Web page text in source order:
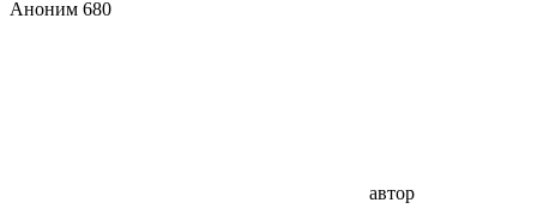
Аноним 680
автор